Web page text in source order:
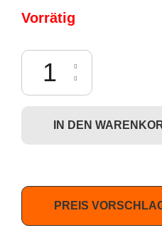
Vorrätig
Mattel: Masters of the Universe
IN DEN
PREIS